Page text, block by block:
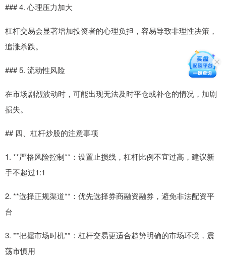
### 4. 心理压力加大
杠杆交易会显著增加投资者的心理负担，容易导致非理性决策，
追涨杀跌。
### 5. 流动性风险
在市场剧烈波动时，可能出现无法及时平仓或补仓的情况，加剧
损失。
## 四、杠杆炒股的注意事项
1. **严格风险控制**：设置止损线，杠杆比例不宜过高，建议新
手不超过1:1
2. **选择正规渠道**：优先选择券商融资融券，避免非法配资平
台
3. **把握市场时机**：杠杆交易更适合趋势明确的市场环境，震
荡市慎用